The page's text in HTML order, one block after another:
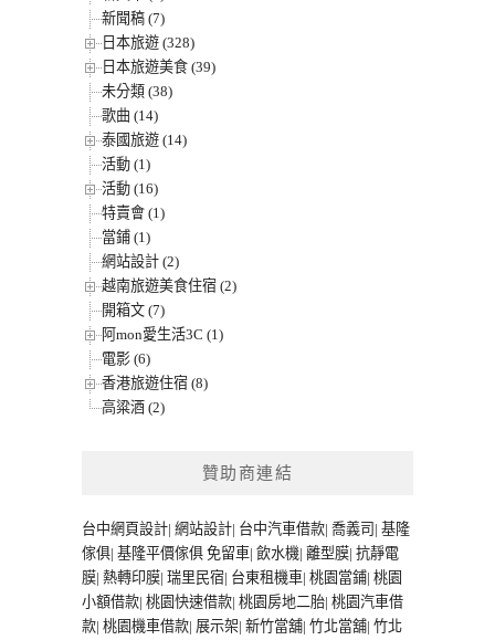
新聞稿 (7)
日本旅遊 (328)
日本旅遊美食 (39)
未分類 (38)
歌曲 (14)
泰國旅遊 (14)
活動 (1)
活動 (16)
特賣會 (1)
當鋪 (1)
網站設計 (2)
越南旅遊美食住宿 (2)
開箱文 (7)
阿mon愛生活3C (1)
電影 (6)
香港旅遊住宿 (8)
高粱酒 (2)
贊助商連結
台中網頁設計| 網站設計| 台中汽車借款| 喬義司 | 基隆
傢俱| 基隆平價傢俱 免留車 | 飲水機| 離型膜| 抗靜電
膜| 熱轉印膜| 瑞里民宿| 台東租機車 | 桃園當鋪| 桃園
小額借款| 桃園快速借款| 桃園房地二胎| 桃園汽車借
款| 桃園機車借款| 展示架| 新竹當舖| 竹北當舖| 竹北